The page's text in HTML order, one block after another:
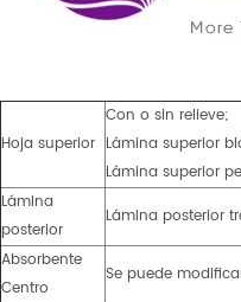
Hoja superior
Con o sin relieve;
Lámina superior
Lámina superior
Lámina
posterior
Lámina posterior
Absorbente
Centro
Se puede